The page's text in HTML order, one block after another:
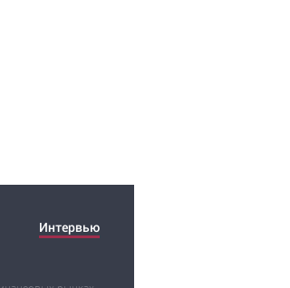
Интервью